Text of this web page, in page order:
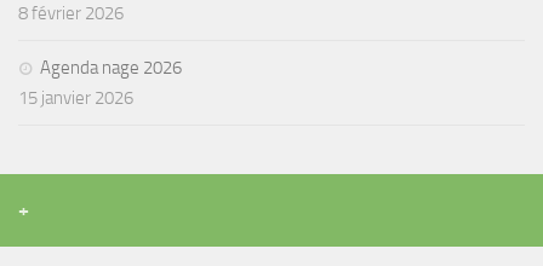
8 février 2026
Agenda nage 2026
15 janvier 2026
+